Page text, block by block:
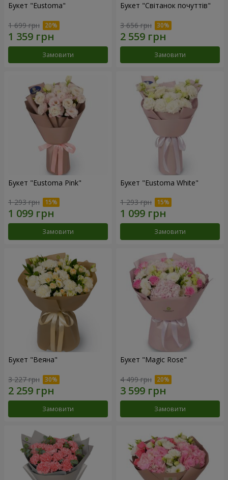
Букет "Eustoma"
1 699 грн
Замовити
Букет "Світанок почуттів"
3 656 грн
Замовити
Букет "Eustoma Pink"
1 293 грн
Замовити
Букет "Eustoma White"
1 293 грн
Замовити
Букет "Веяна"
3 227 грн
Замовити
Букет "Magic Rose"
4 499 грн
Замовити